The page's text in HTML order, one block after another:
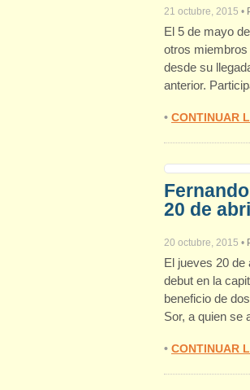
21 octubre, 2015 •
El 5 de mayo
otros
desde su
anterior.
• CONTINUAR
20 de
20 octubre, 2015 •
El jueves 20 de
debut en la
beneficio de
Sor, a quien
• CONTINUAR